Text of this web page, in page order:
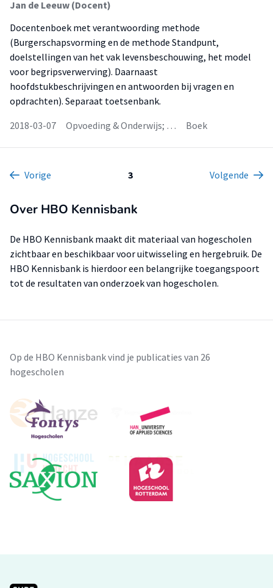
Jan de Leeuw (Docent)
Docentenboek met verantwoording methode
(Burgerschapsvorming en de methode Standpunt,
doelstellingen van het vak levensbeschouwing, het model
voor begripsverwerving). Daarnaast
hoofdstukbeschrijvingen en antwoorden bij vragen en
opdrachten). Separaat toetsenbank.
2018-03-07
Opvoeding & Onderwijs; … Boek
Vorige 3 Volgende
Over HBO Kennisbank
De HBO Kennisbank maakt dit materiaal van hogescholen
zichtbaar en beschikbaar voor uitwisseling en hergebruik. De
HBO Kennisbank is hierdoor een belangrijke toegangspoort
tot de resultaten van onderzoek van hogescholen.
Op de HBO Kennisbank vind je publicaties van 26
hogescholen